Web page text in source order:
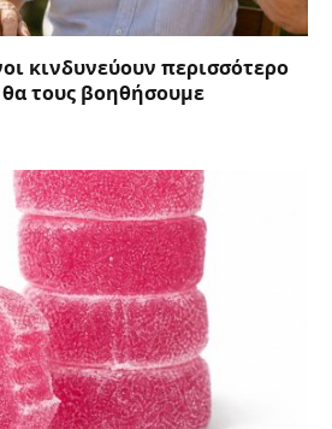
κινδυνεύουν περισσότερο
τους βοηθήσουμε